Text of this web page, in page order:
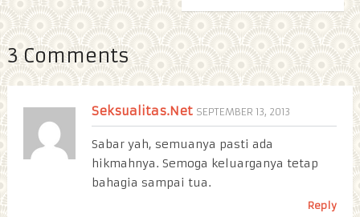
3 Comments
Seksualitas.Net SEPTEMBER 13, 2013
Sabar yah, semuanya pasti ada
hikmahnya. Semoga keluarganya tetap
bahagia sampai tua.
Reply